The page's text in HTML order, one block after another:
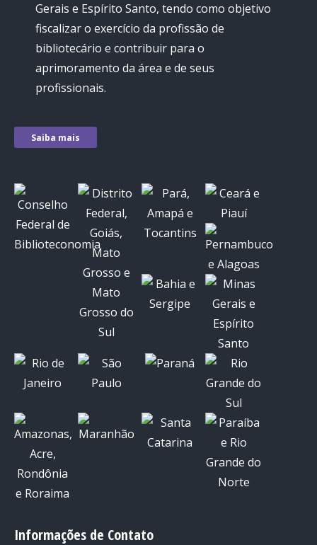
Gerais e Espírito Santo, tendo como objetivo
fiscalizar o exercício da profissão de
bibliotecário e contribuir para o
aprimoramento da área e de seus
profissionais.
Saiba mais
Informações de Contato